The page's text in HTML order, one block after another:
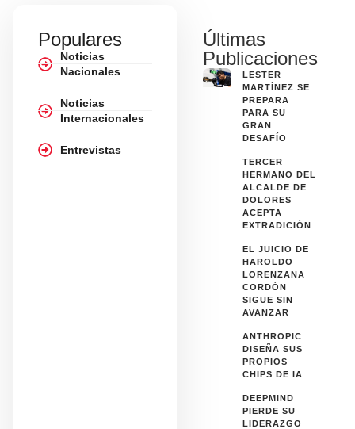
Populares
Noticias
Nacionales
Noticias
Internacionales
Entrevistas
Últimas
Publicaciones
LESTER
MARTÍNEZ SE
PREPARA
PARA SU
GRAN
DESAFÍO
TERCER
HERMANO DEL
ALCALDE DE
DOLORES
ACEPTA
EXTRADICIÓN
EL JUICIO DE
HAROLDO
LORENZANA
CORDÓN
SIGUE SIN
AVANZAR
ANTHROPIC
DISEÑA SUS
PROPIOS
CHIPS DE IA
DEEPMIND
PIERDE SU
LIDERAZGO